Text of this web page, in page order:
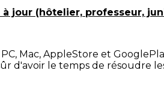
jour (hôtelier, professeur,
Mac, AppleStore et
d'avoir le temps de résoudre